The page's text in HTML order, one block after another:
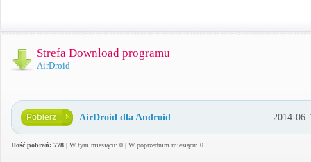
Strefa Download programu
AirDroid
AirDroid dla Android 2014-06-
Ilość pobrań: 778 | W tym miesiącu: 0 | W poprzednim miesiącu: 0